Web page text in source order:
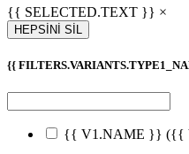
{{ SELECTED.TEXT }} ×
HEPSİNİ SİL
{{
{{ V1.NAME }} ({{